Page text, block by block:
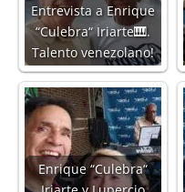
Entrevista a Enrique
“Culebra“ Iriarte🎹.
Talento venezolano!
Enrique “Culebra“